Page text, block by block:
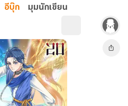
อีบุ๊ก มุมนักเขียน